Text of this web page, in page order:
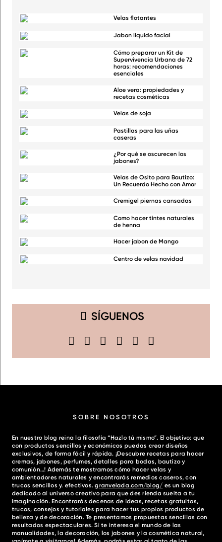
Velas flotantes
Jabon liquido facial
Cómo preparar un Kit de
Supervivencia Urbana de 72
horas: recomendaciones
esenciales
Aloe vera: propiedades y
recetas cosméticas
Velas de soja
Pastillas para las uñas
caseras
¿Por qué se oscurecen los
jabones?
Velas de Osito para Bautizo:
Un Recuerdo Hecho con Amor
Cremigel piernas cansadas
Como hacer tintes naturales
de henna
Hacer jabon de Mango
Centro de velas navidad
SÍGUENOS
SOBRE NOSOTROS
En nuestro blog reina la filosofía “Hazlo tú mismo”. El objetivo: que
con productos sencillos y económicos puedas crear diseños
exclusivos, de forma fácil y rápida. ¡Descubre recetas para hacer
cremas, jabones, perfumes, detalles para bodas, bautizo y
comunión…! Además te mostramos cómo hacer velas y
ambientadores naturales y encontrarás remedios caseros, con
trucos sencillos y. efectivos. granvelada.com/blog/ es un blog
dedicado al universo creativo para que des rienda suelta a tu
imaginación. Encontrarás decenas de ideas, recetas gratuitas,
trucos, consejos y tutoriales para hacer tus propios productos de
belleza y de decoración. Te presentamos propuestas sencillas con
resultados espectaculares. Si te interesa el mundo de las
manualidades, la decoración, los jabones y la cosmética natural,